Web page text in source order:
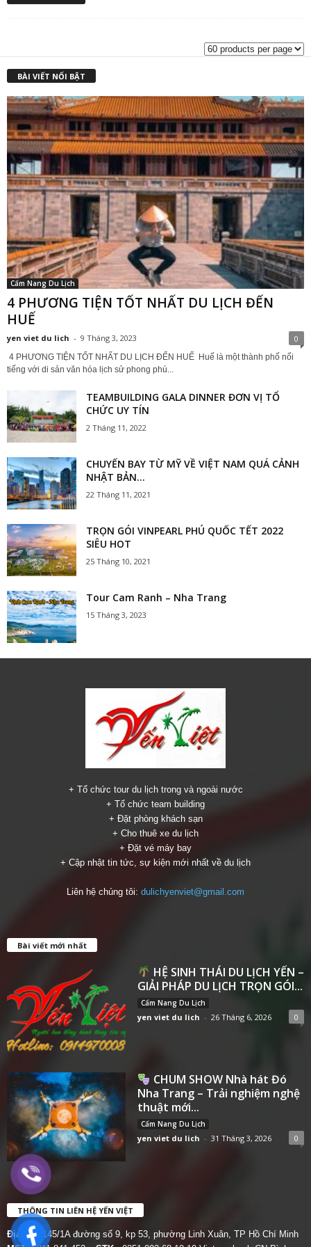
BÀI VIẾT NỔI BẬT
Cẩm Nang Du Lịch
4 PHƯƠNG TIỆN TỐT NHẤT DU LỊCH ĐẾN
HUẾ
yen viet du lich - 9 Tháng 3, 2023 0
4 PHƯƠNG TIỆN TỐT NHẤT DU LỊCH ĐẾN HUẾ Huế là một thành phố nổi
tiếng với di sản văn hóa lịch sử phong phú...
TEAMBUILDING GALA DINNER ĐƠN VỊ TỔ
CHỨC UY TÍN
2 Tháng 11, 2022
CHUYẾN BAY TỪ MỸ VỀ VIỆT NAM QUÁ CẢNH
NHẬT BẢN...
22 Tháng 11, 2021
TRỌN GÓI VINPEARL PHÚ QUỐC TẾT 2022
SIÊU HOT
25 Tháng 10, 2021
Tour Cam Ranh – Nha Trang
15 Tháng 3, 2023
+ Tổ chức tour du lịch trong và ngoài nước
+ Tổ chức team building
+ Đặt phòng khách sạn
+ Cho thuê xe du lịch
+ Đặt vé máy bay
+ Cập nhật tin tức, sự kiện mới nhất về du lịch
Liên hệ chúng tôi: dulichyenviet@gmail.com
Bài viết mới nhất
HỆ SINH THÁI DU LỊCH YẾN –
GIẢI PHÁP DU LỊCH TRỌN GÓI...
Cẩm Nang Du Lịch
yen viet du lich - 26 Tháng 6, 2026 0
CHUM SHOW Nhà hát Đó
Nha Trang – Trải nghiệm nghệ
thuật mới...
Cẩm Nang Du Lịch
yen viet du lich - 31 Tháng 3, 2026 0
THÔNG TIN LIÊN HỆ YẾN VIỆT
Địa chỉ:
145/1A đường số 9, kp 53, phường Linh Xuân, TP Hồ Chí Minh